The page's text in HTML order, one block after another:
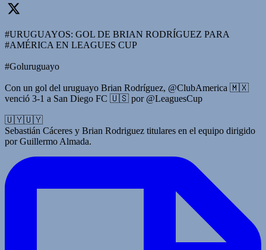
#URUGUAYOS: GOL DE BRIAN RODRÍGUEZ PARA
#AMÉRICA EN LEAGUES CUP
#Goluruguayo
Con un gol del uruguayo Brian Rodríguez, @ClubAmerica 🇲🇽
venció 3-1 a San Diego FC 🇺🇸 por @LeaguesCup
🇺🇾🇺🇾
Sebastián Cáceres y Brian Rodriguez titulares en el equipo dirigido
por Guillermo Almada.